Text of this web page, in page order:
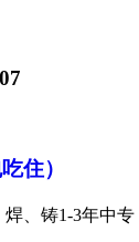
住）
焊、铸1-3年中专